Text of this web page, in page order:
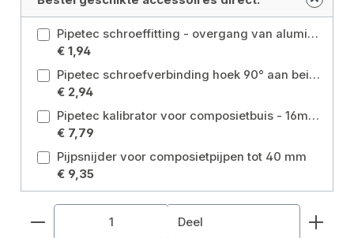
Pipetec schroeffitting - overgang van aluminium composietbuis 16x2mm naar 1/2" buitendraad Maat: 16 x 2 millimeter - 1/2 inch
€ 1,94
Pipetec schroefverbinding hoek 90° aan beide zijden aluminium composiet buis 16 x 2 mm Maat: 90° 16 x 2 millimeter
€ 2,94
Pipetec kalibrator voor composietbuis - 16mm - 20mm - 26mm Maat: 16 mm - 20 mm - 26 mm
€ 7,79
Pijpsnijder voor composietpijpen tot 40 mm
€ 9,35
Producthoeveelheid: Voer de gewenste
Deel